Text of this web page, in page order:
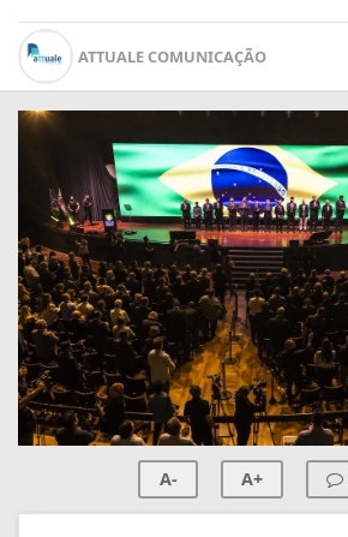
ATTUALE COMUNICAÇÃO
A- A+